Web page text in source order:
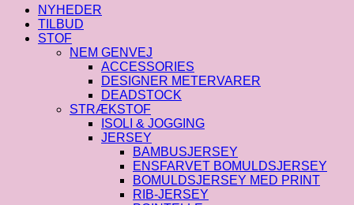
NYHEDER
TILBUD
STOF
NEM GENVEJ
ACCESSORIES
DESIGNER METERVARER
DEADSTOCK
STRÆKSTOF
ISOLI & JOGGING
JERSEY
BAMBUSJERSEY
ENSFARVET BOMULDSJERSEY
BOMULDSJERSEY MED PRINT
RIB-JERSEY